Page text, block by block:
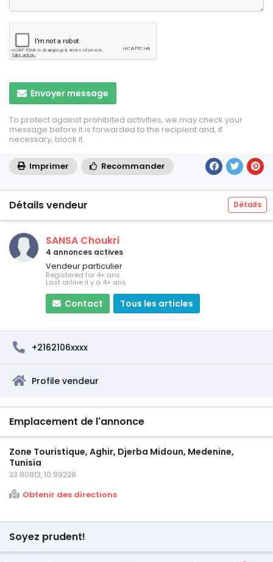
Envoyer message
To protect against prohibited activities, we may check your
message before it is forwarded to the recipient and, if
necessary, block it.
Imprimer Recommander
Détails vendeur Détails
SANSA Choukri
4 annonces actives
Vendeur particulier
Registered for 4+ ans
Last online il y a 4+ ans
Contact Tous les articles
+2162106xxxx
Profile vendeur
Emplacement de l'annonce
Zone Touristique, Aghir, Djerba Midoun, Medenine,
Tunisia
33.80813, 10.99228
Obtenir des directions
Soyez prudent!